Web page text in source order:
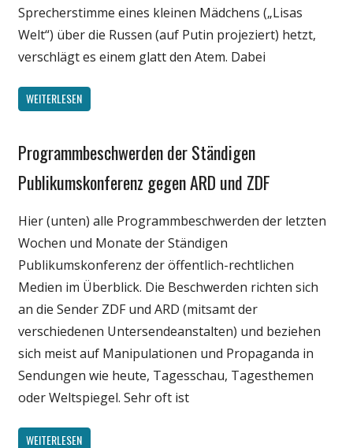
Sprecherstimme eines kleinen Mädchens („Lisas
Welt“) über die Russen (auf Putin projeziert) hetzt,
verschlägt es einem glatt den Atem. Dabei
WEITERLESEN
Gesellschaft
Internet
Politik
Wirtschaft
Programmbeschwerden der Ständigen
Publikumskonferenz gegen ARD und ZDF
Hier (unten) alle Programmbeschwerden der letzten
Wochen und Monate der Ständigen
Publikumskonferenz der öffentlich-rechtlichen
Medien im Überblick. Die Beschwerden richten sich
an die Sender ZDF und ARD (mitsamt der
verschiedenen Untersendeanstalten) und beziehen
sich meist auf Manipulationen und Propaganda in
Sendungen wie heute, Tagesschau, Tagesthemen
oder Weltspiegel. Sehr oft ist
WEITERLESEN